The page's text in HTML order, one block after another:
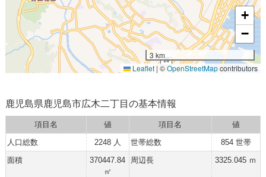
+
−
3 km
Leaflet | ©OpenStreetMapcontributors
鹿児島県鹿児島市広木二丁目の基本情報
項目名 値 項目名
値
人口総数
2248 人 世帯総数
854 世帯
面積
370447.84
㎡
周辺長 3325.045 ｍ